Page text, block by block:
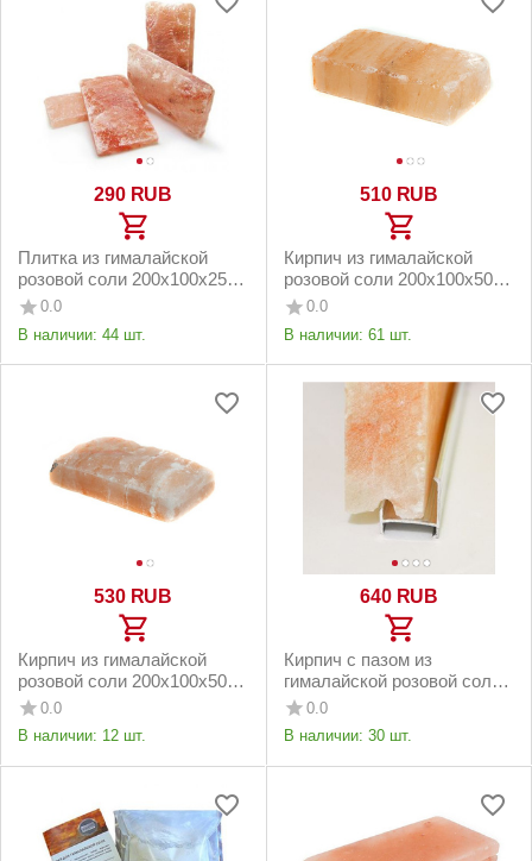
‍290‍ RUB
Плитка из гималайской
розовой соли 200х100х25
мм с натуральной стороной
0.0
В наличии: 44 шт.
‍510‍ RUB
Кирпич из гималайской
розовой соли 200х100х50
мм шлифованный
0.0
В наличии: 61 шт.
‍530‍ RUB
Кирпич из гималайской
розовой соли 200х100х50
мм с натуральной стороной
0.0
В наличии: 12 шт.
‍640‍ RUB
Кирпич с пазом из
гималайской розовой соли
200x100x50 мм
0.0
В наличии: 30 шт.